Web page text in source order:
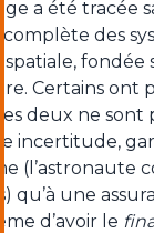
a été tracée
des
fondée
Certains ont
deux ne
incertitude,
(l’astronaute
qu’à une
d’avoir le